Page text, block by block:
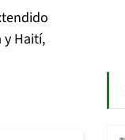
y Haití,